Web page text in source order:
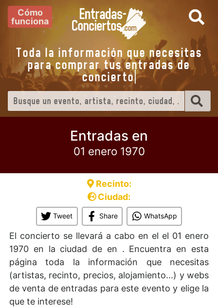
Cómo
funciona
Toda la información que necesitas
para comprar tus entradas de
conciert
Entradas en
01 enero 1970
Recinto:
Ciudad:
Tweet Share WhatsApp
El concierto se llevará a cabo en el el 01 enero
1970 en la ciudad de en . Encuentra en esta
página toda la información que necesitas
(artistas, recinto, precios, alojamiento...) y webs
de venta de entradas para este evento y elige la
que te interese!